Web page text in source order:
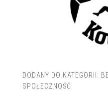
DODANY DO KATEGORII:
SPOŁECZNOŚĆ